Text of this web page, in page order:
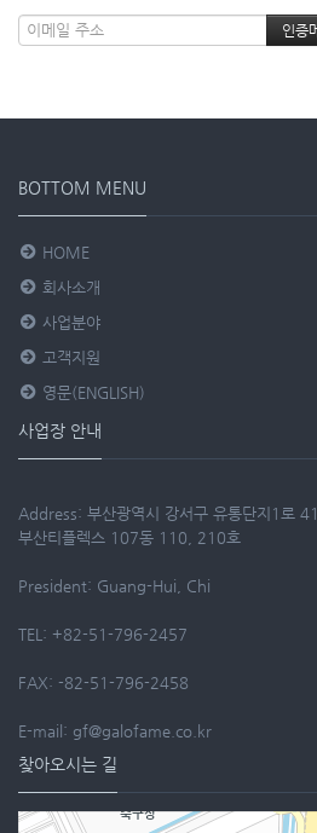
BOTTOM MENU
HOME
회사소개
사업분야
고객지원
영문(ENGLISH)
사업장 안내
Address: 부산광역시 강서구 유통단지1로 41
부산티플렉스 107동 110, 210호
President: Guang-Hui, Chi
TEL: +82-51-796-2457
FAX: -82-51-796-2458
E-mail: gf@galofame.co.kr
찾아오시는 길